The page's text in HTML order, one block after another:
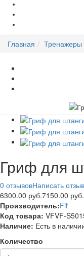
Главная Тренажеры
Гриф для
0 отзывовНаписать отзыв
6300.00 руб.7150.00 руб.
Производитель:Fit
Код товара: VFVF-
Наличие: Есть в
Количество